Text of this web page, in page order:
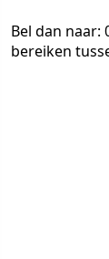
Bel dan naar:
bereiken